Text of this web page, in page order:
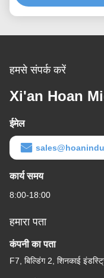
माउंट
हमसे संपर्क करें
Xi'an Hoan
ईमेल
कार्य समय
8:00-18:00
हमारा पता
कंपनी का पता
F7, बिल्डिंग 2, शिनकाई